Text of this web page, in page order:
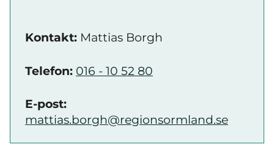
Kontakt: Mattias Borgh
Telefon: 016 - 10 52 80
E-post:
mattias.borgh@regionsormland.se